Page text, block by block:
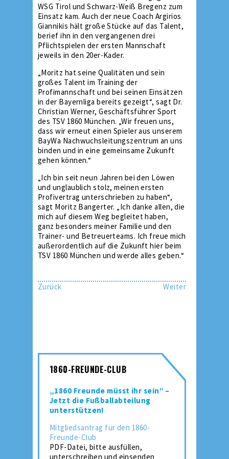
WSG Tirol und Schwarz-Weiß Bregenz zum
Einsatz kam. Auch der neue Coach Argirios
Giannikis hält große Stücke auf das Talent,
berief ihn in den vergangenen drei
Pflichtspielen der ersten Mannschaft
jeweils in den 20er-Kader.
„Moritz hat seine Qualitäten und sein
großes Talent im Training der
Profimannschaft und bei seinen Einsätzen
in der Bayernliga bereits gezeigt“, sagt Dr.
Christian Werner, Geschäftsführer Sport
des TSV 1860 München. „Wir freuen uns,
dass wir erneut einen Spieler aus unserem
BayWa Nachwuchsleitungszentrum an uns
binden und in eine gemeinsame Zukunft
gehen können.“
„Ich bin seit neun Jahren bei den Löwen
und unglaublich stolz, meinen ersten
Profivertrag unterschrieben zu haben“,
sagt Moritz Bangerter. „Ich danke allen, die
mich auf diesem Weg begleitet haben,
ganz besonders meiner Familie und den
Trainer- und Betreuerteams. Ich freue mich
außerordentlich auf die Zukunft hier beim
TSV 1860 München und werde alles geben.“
Zurück Weiter
1860-FREUNDE-CLUB
„1860 Freunde müsst ihr sein“ –
Jetzt die Fußballabteilung
unterstützen!
Mitgliedsantrag für den 1860-
Freunde-Club
PDF-Datei, bitte ausfüllen,
unterschreiben und einsenden